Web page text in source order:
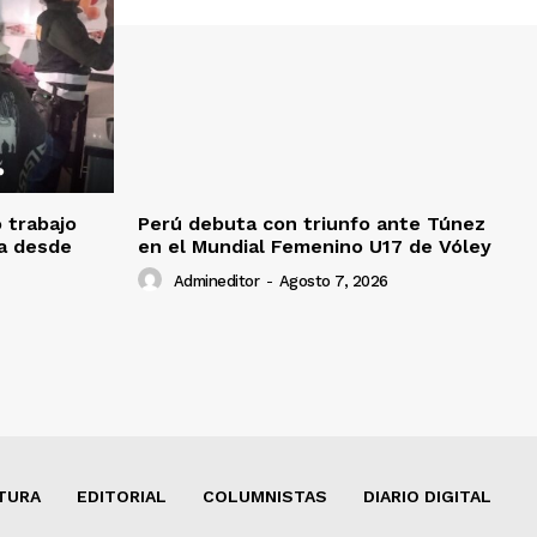
trabajo
desde
Perú debuta con triunfo ante Túnez
en el Mundial Femenino U17 de Vóley
Admineditor - Agosto 7, 2026
EDITORIAL COLUMNISTAS DIARIO DIGITAL